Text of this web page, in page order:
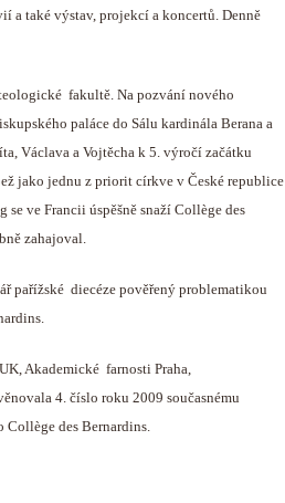
a také výstav, projekcí a koncertů. Denně
fakultě. Na pozvání nového
paláce do Sálu kardinála Berana a
Václava a Vojtěcha k 5. výročí začátku
jako jednu z priorit církve v České republice
ve Francii úspěšně snaží Collège des
zahajoval.
pařížské diecéze pověřený problematikou
Akademické farnosti Praha,
4. číslo roku 2009 současnému
Collège des Bernardins.